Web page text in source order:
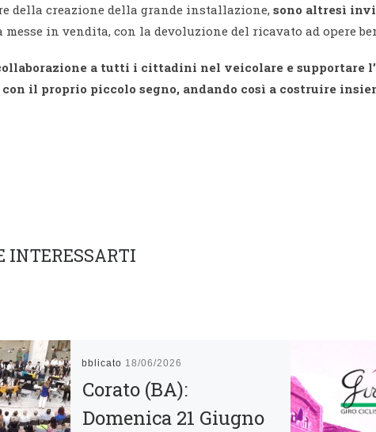
della creazione della grande installazione, sono altresì
messe in vendita, con la devoluzione del ricavato ad opere
a tutti i cittadini nel veicolare e supportare
il proprio piccolo segno, andando così a costruire
INTERESSARTI
Pubblicato 18/06/2026
Corato (BA):
Domenica 21 Giugno